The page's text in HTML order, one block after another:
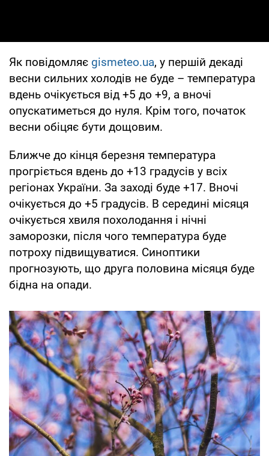
Як повідомляє gismeteo.ua, у першій декаді
весни сильних холодів не буде – температура
вдень очікується від +5 до +9, а вночі
опускатиметься до нуля. Крім того, початок
весни обіцяє бути дощовим.
Ближче до кінця березня температура
прогріється вдень до +13 градусів у всіх
регіонах України. За заході буде +17. Вночі
очікується до +5 градусів. В середині місяця
очікується хвиля похолодання і нічні
заморозки, після чого температура буде
потроху підвищуватися. Синоптики
прогнозують, що друга половина місяця буде
бідна на опади.